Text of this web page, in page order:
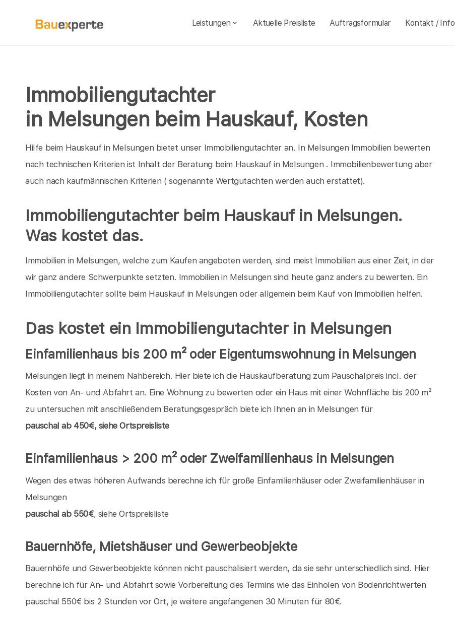
Leistungen Aktuelle Preisliste Auftragsformular Kontakt / Info
Immobiliengutachter
in Melsungen beim Hauskauf, Kosten
Hilfe beim Hauskauf in Melsungen bietet unser Immobiliengutachter an. In Melsungen Immobilien bewerten
nach technischen Kriterien ist Inhalt der Beratung beim Hauskauf in Melsungen . Immobilienbewertung aber
auch nach kaufmännischen Kriterien ( sogenannte Wertgutachten werden auch erstattet).
Immobiliengutachter beim Hauskauf in Melsungen.
Was kostet das.
Immobilien in Melsungen, welche zum Kaufen angeboten werden, sind meist Immobilien aus einer Zeit, in der
wir ganz andere Schwerpunkte setzten. Immobilien in Melsungen sind heute ganz anders zu bewerten. Ein
Immobiliengutachter sollte beim Hauskauf in Melsungen oder allgemein beim Kauf von Immobilien helfen.
Das kostet ein Immobiliengutachter in Melsungen
Einfamilienhaus bis 200 m² oder Eigentumswohnung in Melsungen
Melsungen liegt in meinem Nahbereich. Hier biete ich die Hauskaufberatung zum Pauschalpreis incl. der
Kosten von An- und Abfahrt an. Eine Wohnung zu bewerten oder ein Haus mit einer Wohnfläche bis 200 m²
zu untersuchen mit anschließendem Beratungsgespräch biete ich Ihnen an in Melsungen für
pauschalab 450€, siehe Ortspreisliste
Einfamilienhaus > 200 m² oder Zweifamilienhaus in Melsungen
Wegen des etwas höheren Aufwands berechne ich für große Einfamilienhäuser oder Zweifamilienhäuser in
Melsungen
pauschal ab 550€, siehe Ortspreisliste
Bauernhöfe, Mietshäuser und Gewerbeobjekte
Bauernhöfe und Gewerbeobjekte können nicht pauschalisiert werden, da sie sehr unterschiedlich sind. Hier
berechne ich für An- und Abfahrt sowie Vorbereitung des Termins wie das Einholen von Bodenrichtwerten
pauschal 550€ bis 2 Stunden vor Ort, je weitere angefangenen 30 Minuten für 80€.